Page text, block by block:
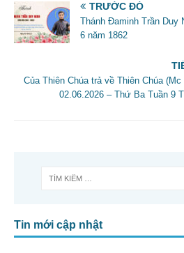
o
o
TRƯỚC ĐÓ
Thánh Đaminh Trần Duy
6 năm 1862
Của Thiên Chúa trả về Thiên Chúa (Mc
02.06.2026 – Thứ Ba Tuần 9
Tin mới cập nhật